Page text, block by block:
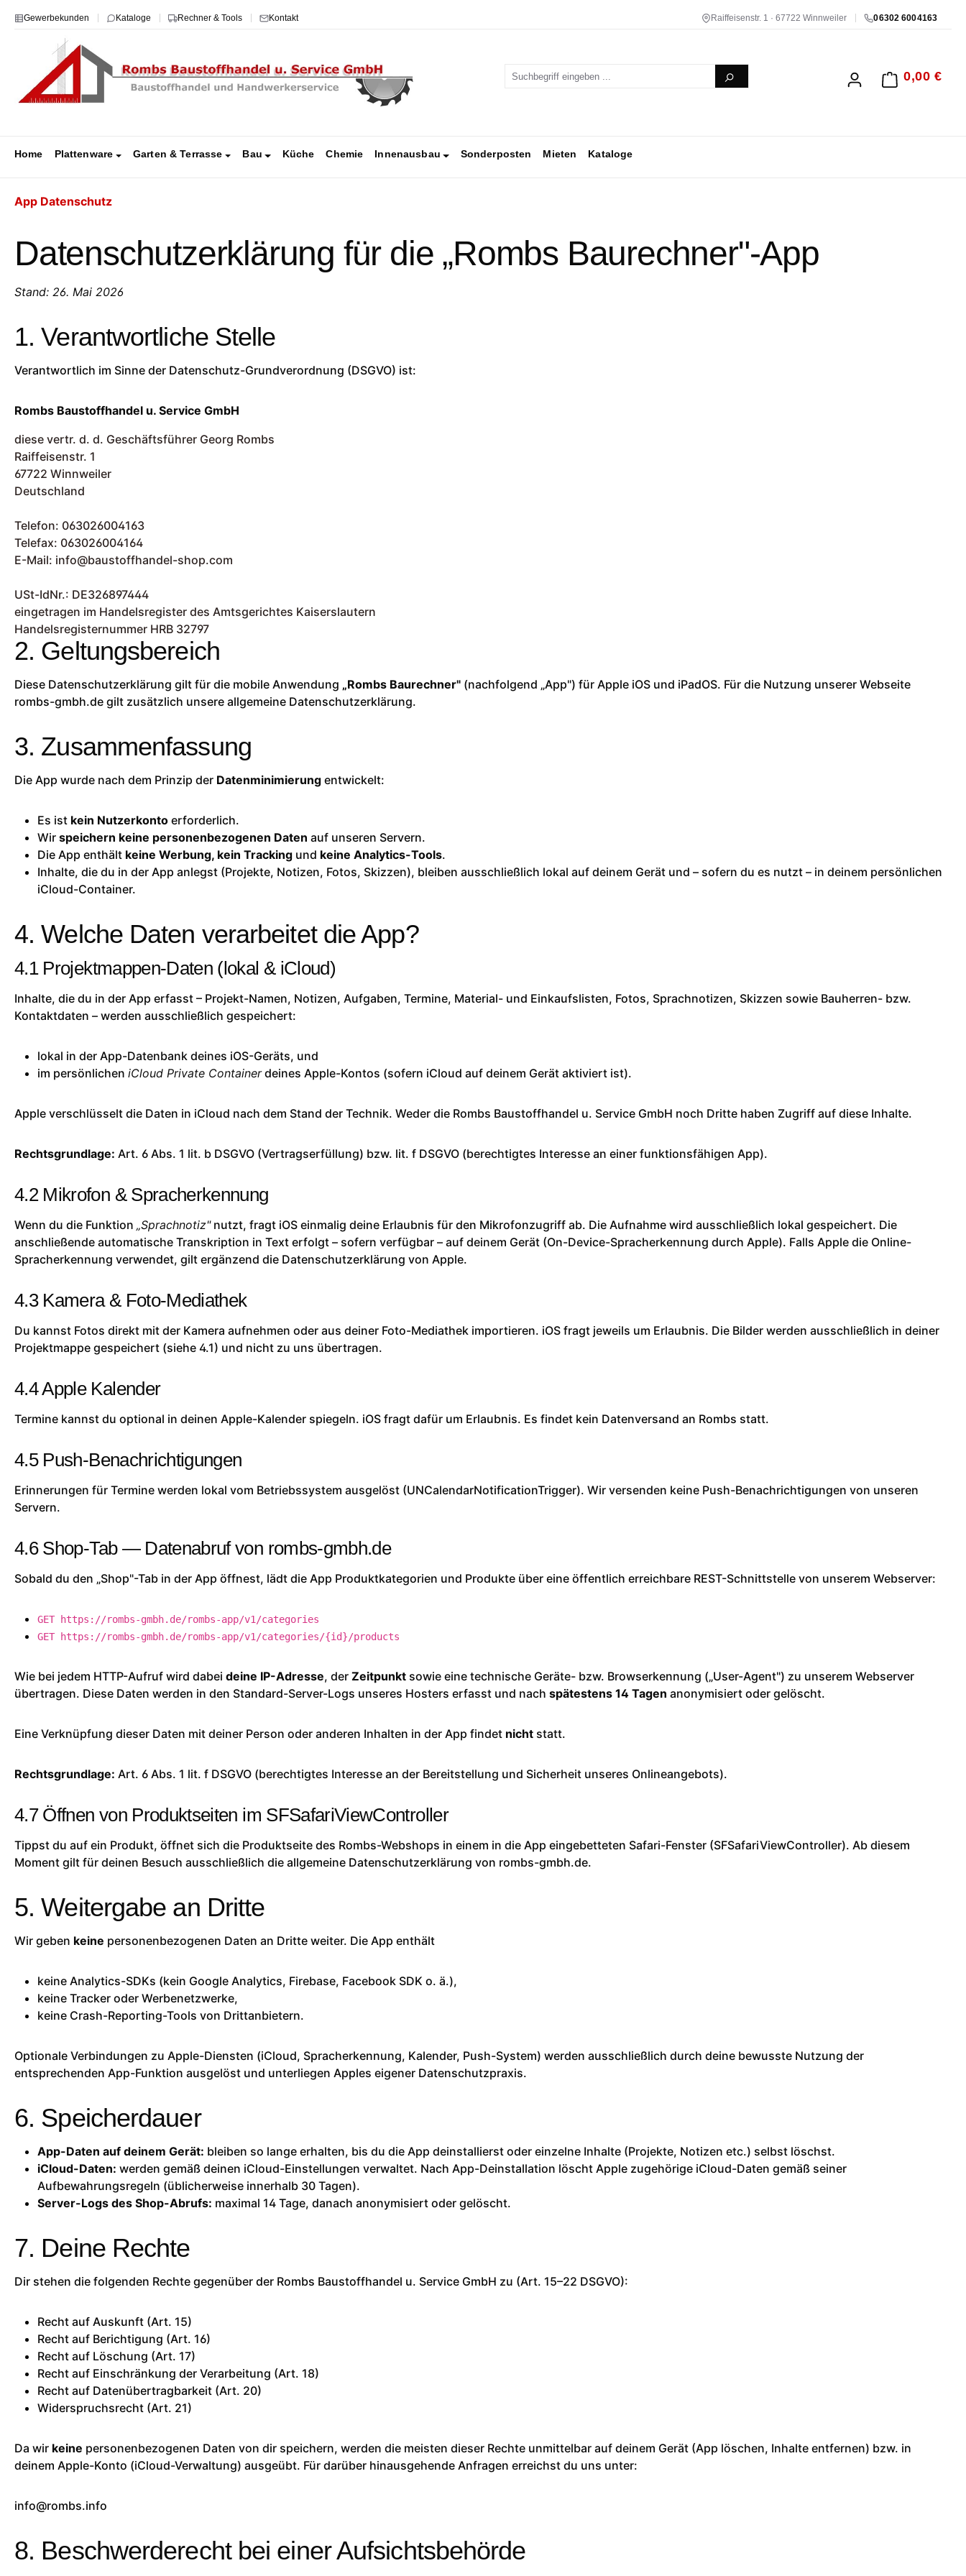
Hauptinhalt springen
Zur Suche springen
Zur Hauptnavigation springen
Gewerbekunden Kataloge Rechner & Tools Kontakt Raiffeisenstr. 1 · 67722 Winnweiler 06302 6004163
0,00 €
WARENKORB
Home Plattenware Garten & Terrasse Bau Küche Chemie Innenausbau Sonderposten Mieten Kataloge
App Datenschutz
Datenschutzerklärung für die „Rombs Baurechner"-App
Stand: 26. Mai 2026
1. Verantwortliche Stelle
Verantwortlich im Sinne der Datenschutz-Grundverordnung (DSGVO) ist:
Rombs Baustoffhandel u. Service GmbH
diese vertr. d. d. Geschäftsführer Georg Rombs
Raiffeisenstr. 1
67722 Winnweiler
Deutschland
Telefon: 063026004163
Telefax: 063026004164
E-Mail: info@baustoffhandel-shop.com
USt-IdNr.: DE326897444
eingetragen im Handelsregister des Amtsgerichtes Kaiserslautern
Handelsregisternummer HRB 32797
2. Geltungsbereich
Diese Datenschutzerklärung gilt für die mobile Anwendung „Rombs Baurechner" (nachfolgend „App") für Apple iOS und iPadOS. Für die Nutzung unserer Webseite
rombs-gmbh.de gilt zusätzlich unsere allgemeine Datenschutzerklärung.
3. Zusammenfassung
Die App wurde nach dem Prinzip der Datenminimierung entwickelt:
Es ist kein Nutzerkonto erforderlich.
Wir speichern keine personenbezogenen Daten auf unseren Servern.
Die App enthält keine Werbung, kein Tracking und keine Analytics-Tools.
Inhalte, die du in der App anlegst (Projekte, Notizen, Fotos, Skizzen), bleiben ausschließlich lokal auf deinem Gerät und – sofern du es nutzt – in deinem persönlichen
iCloud-Container.
4. Welche Daten verarbeitet die App?
4.1 Projektmappen-Daten (lokal & iCloud)
Inhalte, die du in der App erfasst – Projekt-Namen, Notizen, Aufgaben, Termine, Material- und Einkaufslisten, Fotos, Sprachnotizen, Skizzen sowie Bauherren- bzw.
Kontaktdaten – werden ausschließlich gespeichert:
lokal in der App-Datenbank deines iOS-Geräts, und
im persönlichen iCloud Private Containerdeines Apple-Kontos (sofern iCloud auf deinem Gerät aktiviert ist).
Apple verschlüsselt die Daten in iCloud nach dem Stand der Technik. Weder die Rombs Baustoffhandel u. Service GmbH noch Dritte haben Zugriff auf diese Inhalte.
Rechtsgrundlage: Art. 6 Abs. 1 lit. b DSGVO (Vertragserfüllung) bzw. lit. f DSGVO (berechtigtes Interesse an einer funktionsfähigen App).
4.2 Mikrofon & Spracherkennung
Wenn du die Funktion „Sprachnotiz"nutzt, fragt iOS einmalig deine Erlaubnis für den Mikrofonzugriff ab. Die Aufnahme wird ausschließlich lokal gespeichert. Die
anschließende automatische Transkription in Text erfolgt – sofern verfügbar – auf deinem Gerät (On-Device-Spracherkennung durch Apple). Falls Apple die Online-
Spracherkennung verwendet, gilt ergänzend die Datenschutzerklärung von Apple.
4.3 Kamera & Foto-Mediathek
Du kannst Fotos direkt mit der Kamera aufnehmen oder aus deiner Foto-Mediathek importieren. iOS fragt jeweils um Erlaubnis. Die Bilder werden ausschließlich in deiner
Projektmappe gespeichert (siehe 4.1) und nicht zu uns übertragen.
4.4 Apple Kalender
Termine kannst du optional in deinen Apple-Kalender spiegeln. iOS fragt dafür um Erlaubnis. Es findet kein Datenversand an Rombs statt.
4.5 Push-Benachrichtigungen
Erinnerungen für Termine werden lokal vom Betriebssystem ausgelöst (UNCalendarNotificationTrigger). Wir versenden keine Push-Benachrichtigungen von unseren
Servern.
4.6 Shop-Tab — Datenabruf von rombs-gmbh.de
Sobald du den „Shop"-Tab in der App öffnest, lädt die App Produktkategorien und Produkte über eine öffentlich erreichbare REST-Schnittstelle von unserem Webserver:
GET https://rombs-gmbh.de/rombs-app/v1/categories
GET https://rombs-gmbh.de/rombs-app/v1/categories/{id}/products
Wie bei jedem HTTP-Aufruf wird dabei deine IP-Adresse, der Zeitpunkt sowie eine technische Geräte- bzw. Browserkennung („User-Agent") zu unserem Webserver
übertragen. Diese Daten werden in den Standard-Server-Logs unseres Hosters erfasst und nach spätestens 14 Tagen anonymisiert oder gelöscht.
Eine Verknüpfung dieser Daten mit deiner Person oder anderen Inhalten in der App findet nicht statt.
Rechtsgrundlage: Art. 6 Abs. 1 lit. f DSGVO (berechtigtes Interesse an der Bereitstellung und Sicherheit unseres Onlineangebots).
4.7 Öffnen von Produktseiten im SFSafariViewController
Tippst du auf ein Produkt, öffnet sich die Produktseite des Rombs-Webshops in einem in die App eingebetteten Safari-Fenster (SFSafariViewController). Ab diesem
Moment gilt für deinen Besuch ausschließlich die allgemeine Datenschutzerklärung von rombs-gmbh.de.
5. Weitergabe an Dritte
Wir geben keine personenbezogenen Daten an Dritte weiter. Die App enthält
keine Analytics-SDKs (kein Google Analytics, Firebase, Facebook SDK o. ä.),
keine Tracker oder Werbenetzwerke,
keine Crash-Reporting-Tools von Drittanbietern.
Optionale Verbindungen zu Apple-Diensten (iCloud, Spracherkennung, Kalender, Push-System) werden ausschließlich durch deine bewusste Nutzung der
entsprechenden App-Funktion ausgelöst und unterliegen Apples eigener Datenschutzpraxis.
6. Speicherdauer
App-Daten auf deinem Gerät: bleiben so lange erhalten, bis du die App deinstallierst oder einzelne Inhalte (Projekte, Notizen etc.) selbst löschst.
iCloud-Daten: werden gemäß deinen iCloud-Einstellungen verwaltet. Nach App-Deinstallation löscht Apple zugehörige iCloud-Daten gemäß seiner
Aufbewahrungsregeln (üblicherweise innerhalb 30 Tagen).
Server-Logs des Shop-Abrufs: maximal 14 Tage, danach anonymisiert oder gelöscht.
7. Deine Rechte
Dir stehen die folgenden Rechte gegenüber der Rombs Baustoffhandel u. Service GmbH zu (Art. 15–22 DSGVO):
Recht auf Auskunft (Art. 15)
Recht auf Berichtigung (Art. 16)
Recht auf Löschung (Art. 17)
Recht auf Einschränkung der Verarbeitung (Art. 18)
Recht auf Datenübertragbarkeit (Art. 20)
Widerspruchsrecht (Art. 21)
Da wir keine personenbezogenen Daten von dir speichern, werden die meisten dieser Rechte unmittelbar auf deinem Gerät (App löschen, Inhalte entfernen) bzw. in
deinem Apple-Konto (iCloud-Verwaltung) ausgeübt. Für darüber hinausgehende Anfragen erreichst du uns unter:
info@rombs.info
8. Beschwerderecht bei einer Aufsichtsbehörde